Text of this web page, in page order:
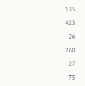
135
423
26
260
27
75